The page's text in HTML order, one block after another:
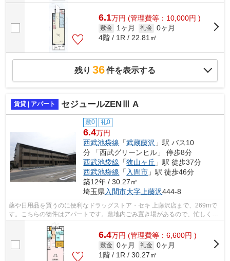
6.1万円 (管理費等：10,000円 )
敷金 1ヶ月 礼金 0ヶ月
4階 / 1R / 22.81㎡
残り 36件を表示する
賃貸 | アパート セジュールZENⅢ A
敷0 礼0
6.4万円
西武池袋線 「武蔵藤沢 」駅 バス10
分 「西武グリーンヒル」 停歩8分
西武池袋線 「狭山ヶ丘 」駅 徒歩37分
西武池袋線 「 入間市 」駅 徒歩46分
築12年 / 30.27㎡
埼玉県 入間市大字上藤沢444-8
薬や日用品を買うのに便利なドラッグストア・セキ 上藤沢店まで、269mで
す。こちらの物件はアパートです。敷地内ごみ置き場があるので、忙しくて
ゴミを出す時間がないという方も安心で...
6.4万円 (管理費等：6,600円 )
敷金 0ヶ月 礼金 0ヶ月
1階 / 1R / 30.27㎡